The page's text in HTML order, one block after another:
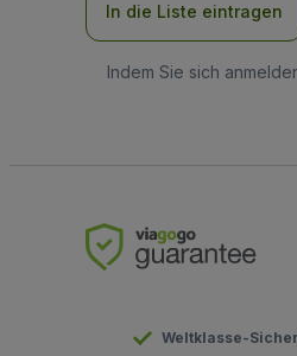
In die Liste eintragen
Indem Sie sich
Weltklasse-